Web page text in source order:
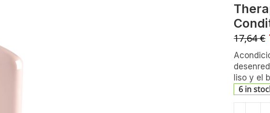
17,64€
liso y el
6 in